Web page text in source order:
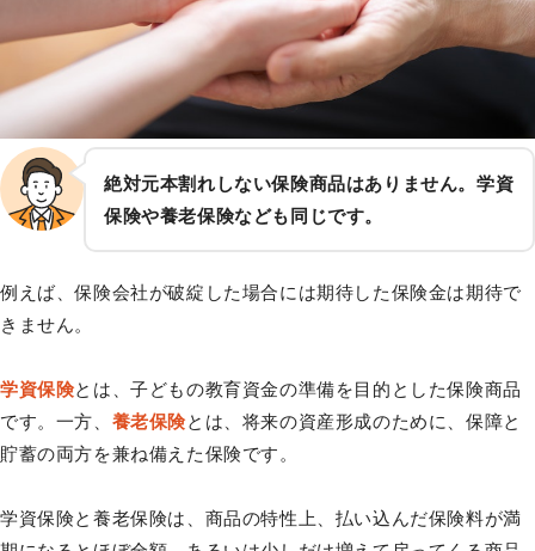
絶対元本割れしない保険商品はありません。学資
保険や養老保険なども同じです。
例えば、保険会社が破綻した場合には期待した保険金は期待で
きません。
学資保険とは、子どもの教育資金の準備を目的とした保険商品
です。一方、 養老保険とは、将来の資産形成のために、保障と
貯蓄の両方を兼ね備えた保険です。
学資保険と養老保険は、商品の特性上、払い込んだ保険料が満